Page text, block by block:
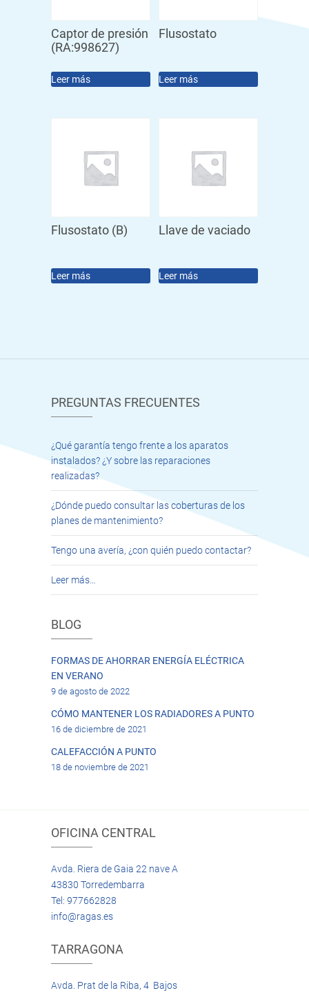
Captor de presión
(RA:998627)
Leer más
Flusostato
Leer más
Flusostato (B)
Leer más
Llave de vaciado
Leer más
PREGUNTAS FRECUENTES
¿Qué garantía tengo frente a los aparatos
instalados? ¿Y sobre las reparaciones
realizadas?
¿Dónde puedo consultar las coberturas de los
planes de mantenimiento?
Tengo una avería, ¿con quién puedo contactar?
Leer más…
BLOG
FORMAS DE AHORRAR ENERGÍA ELÉCTRICA
EN VERANO
9 de agosto de 2022
CÓMO MANTENER LOS RADIADORES A PUNTO
16 de diciembre de 2021
CALEFACCIÓN A PUNTO
18 de noviembre de 2021
OFICINA CENTRAL
Avda. Riera de Gaia 22 nave A
43830 Torredembarra
Tel: 977662828
info@ragas.es
TARRAGONA
Avda. Prat de la Riba, 4 Bajos